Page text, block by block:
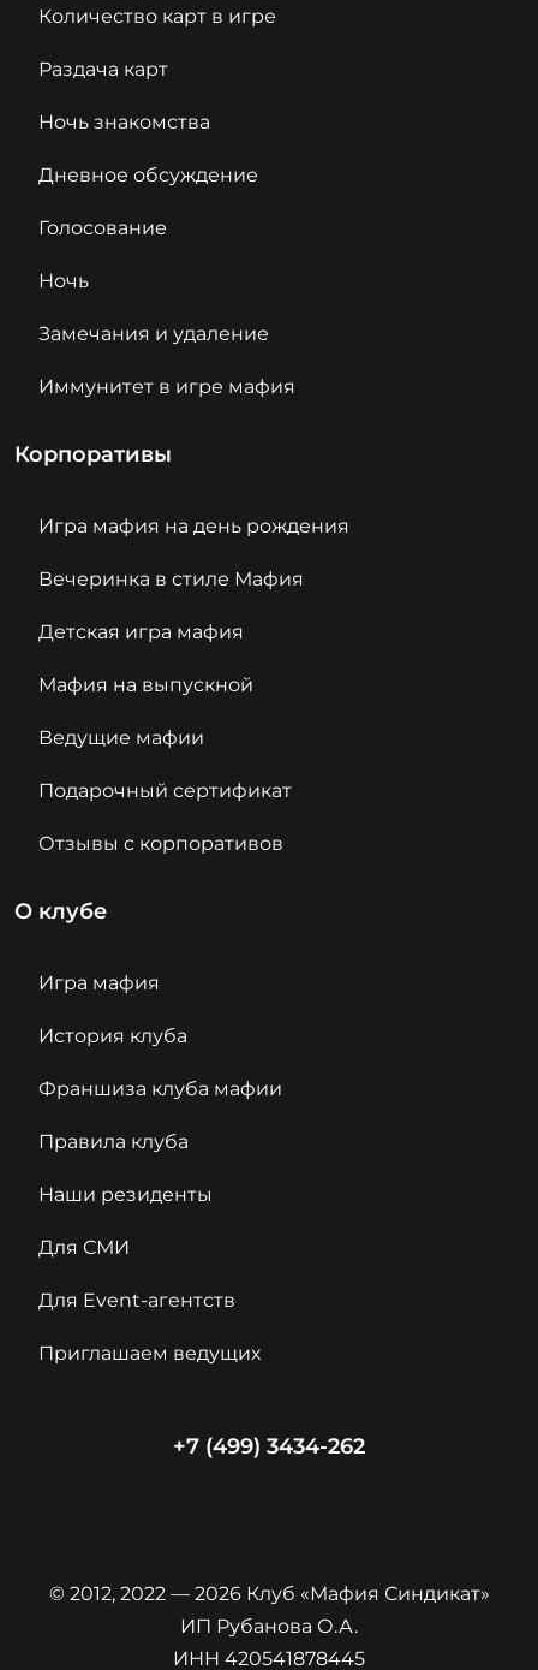
Количество карт в игре
Раздача карт
Ночь знакомства
Дневное обсуждение
Голосование
Ночь
Замечания и удаление
Иммунитет в игре мафия
Корпоративы
Игра мафия на день рождения
Вечеринка в стиле Мафия
Детская игра мафия
Мафия на выпускной
Ведущие мафии
Подарочный сертификат
Отзывы с корпоративов
О клубе
Игра мафия
История клуба
Франшиза клуба мафии
Правила клуба
Наши резиденты
Для СМИ
Для Event-агентств
Приглашаем ведущих
+7 (499) 3434-262
© 2012, 2022 — 2026 Клуб «Мафия Синдикат»
ИП Рубанова О.А.
ИНН 420541878445